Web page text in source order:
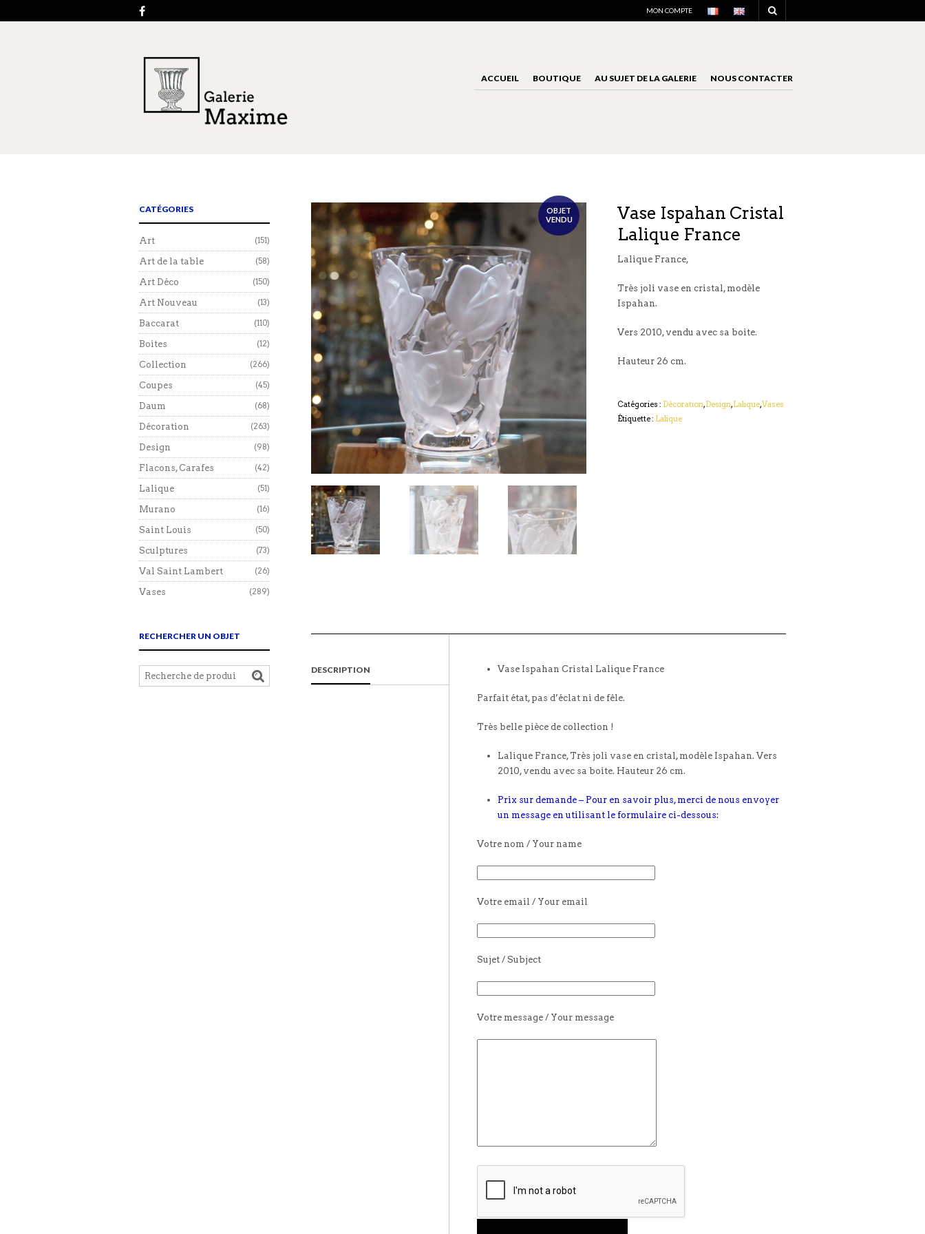
MON COMPTE
ACCUEIL BOUTIQUE AU SUJET DE LA GALERIE NOUS CONTACTER
OBJET
VENDU
Vase Ispahan Cristal
Lalique France
Lalique France,
Très joli vase en cristal, modèle
Ispahan.
Vers 2010, vendu avec sa boite.
Hauteur 26 cm.
Catégories : Décoration,Design,Lalique,Vases
Étiquette : Lalique
DESCRIPTION Vase Ispahan Cristal Lalique France
Parfait état, pas d’éclat ni de fêle.
Très belle pièce de collection !
Lalique France, Très joli vase en cristal, modèle Ispahan. Vers
2010, vendu avec sa boite. Hauteur 26 cm.
Prix sur demande – Pour en savoir plus, merci de nous envoyer
un message en utilisant le formulaire ci-dessous:
Votre nom / Your name
Votre email / Your email
Sujet / Subject
Votre message / Your message
CATÉGORIES
Art (151)
Art de la table (58)
Art Déco (150)
Art Nouveau (13)
Baccarat (110)
Boites (12)
Collection (266)
Coupes (45)
Daum (68)
Décoration (263)
Design (98)
Flacons, Carafes (42)
Lalique (51)
Murano (16)
Saint Louis (50)
Sculptures (73)
Val Saint Lambert (26)
Vases (289)
RECHERCHER UN OBJET